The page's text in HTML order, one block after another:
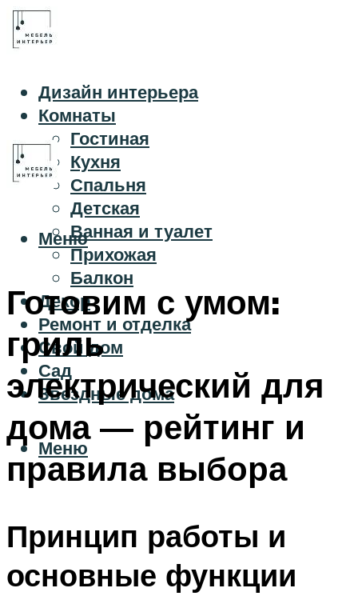
Дизайн интерьера
Комнаты
Гостиная
Кухня
Спальня
Детская
Ванная и туалет
Прихожая
Балкон
Декор
Ремонт и отделка
Свой дом
Сад
Звездные дома
Меню
Меню
Готовим с умом:
гриль
электрический для
дома — рейтинг и
правила выбора
Принцип работы и
основные функции